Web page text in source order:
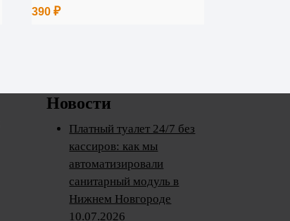
390₽
Новости
Платный туалет 24/7 без
кассиров: как мы
автоматизировали
санитарный модуль в
Нижнем Новгороде
10.07.2026